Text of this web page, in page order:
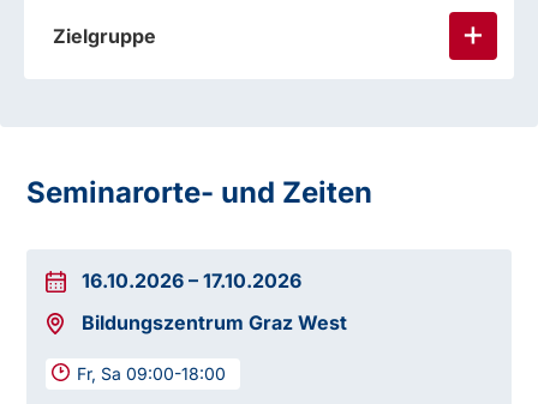
Zielgruppe
Seminarorte- und Zeiten
16.10.2026 –17.10.2026
Bildungszentrum Graz West
Fr, Sa 09:00-18:00